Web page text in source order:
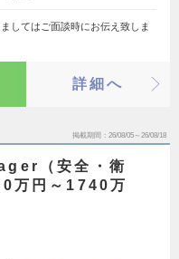
してはご面談時にお伝え致しま
詳細へ
掲載期間 26/08/05～26/08/18
（安全・衛
万円～1740万